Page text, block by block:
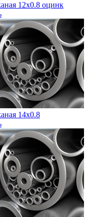
12x0.8 оцинк
14x0.8